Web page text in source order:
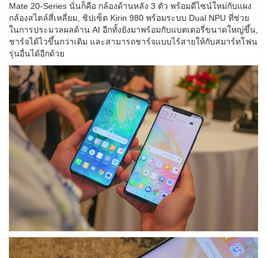
Mate 20-Series นั่นก็คือ กล้องด้านหลัง 3 ตัว พร้อมดีไซน์ใหม่กับแผง
กล้องสไตล์สี่เหลี่ยม, ชิปเซ็ต Kirin 980 พร้อมระบบ Dual NPU ที่ช่วย
ในการประมวลผลด้าน AI อีกทั้งยังมาพร้อมกับแบตเตอรี่ขนาดใหญ่ขึ้น,
ชาร์จได้ไวขึ้นกว่าเดิม และสามารถชาร์จแบบไร้สายให้กับสมาร์ทโฟน
รุ่นอื่นได้อีกด้วย